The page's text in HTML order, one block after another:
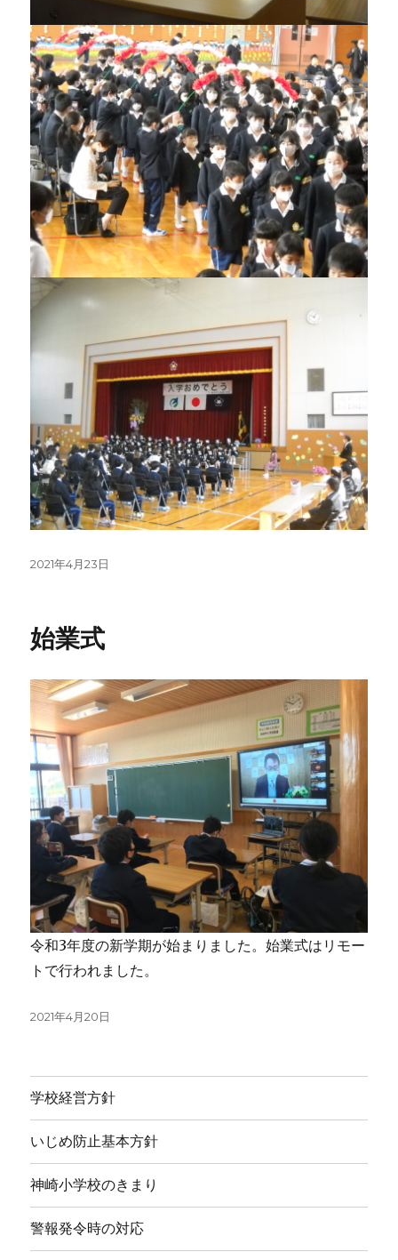
投
2021年4月23日
始業式
令和3年度の新学期が始まりました。始業式はリモー
トで行われました。
投
2021年4月20日
学校経営方針
いじめ防止基本方針
神崎小学校のきまり
警報発令時の対応